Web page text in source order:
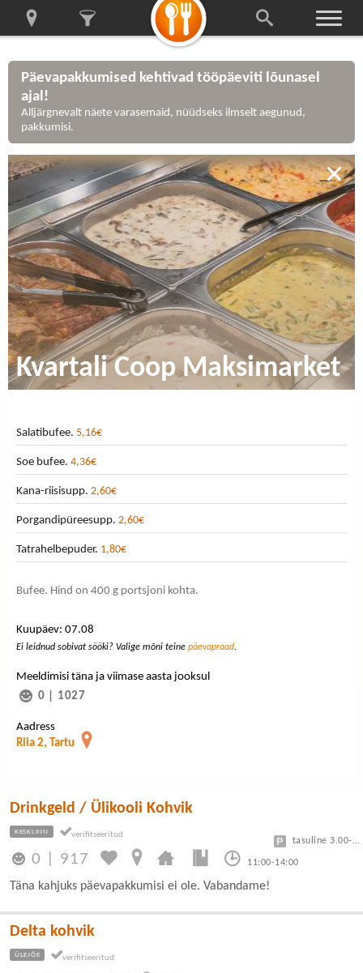
Päevapakkumised kehtivad tööpäeviti lõunasel
ajal!
Alljärgnevalt näete varasemaid, nüüdseks ilmselt aegunud,
pakkumisi.
Kvartali Coop Maksimarket
Salatibufee. 5,16€
Soe bufee. 4,36€
Kana-riisisupp. 2,60€
Porgandipüreesupp. 2,60€
Tatrahelbepuder. 1,80€
Bufee. Hind on 400 g portsjoni kohta.
Kuupäev: 07.08
Ei leidnud sobivat sööki? Valige mõni teine päevapraad.
Meeldimisi täna ja viimase aasta jooksul
0
1027
Aadress
Riia 2, Tartu
Drinkgeld / Ülikooli Kohvik
KESKLINN
0 917 11:00-14:00
tasuline 3.00-7.50
Täna kahjuks päevapakkumisi ei ole. Vabandame!
Delta kohvik
ÜLEJÕE